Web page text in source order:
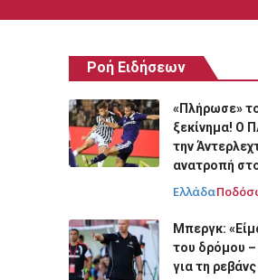
Ροή Ειδήσεων
«Πλήρωσε»
ξεκίνημα! Ο
την
ανατροπή
Ελλάδα
Μπεργκ:
του δρόμου
για τη